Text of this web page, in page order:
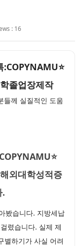
: 16
졸업장제작
들께 실질적인 도움
외대학성적증
.
봤습니다. 지방세납
렸습니다. 실제 제
별하기가 사실 어려